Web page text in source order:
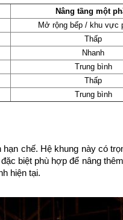
Nâng tầng một
Mở rộng bếp / khu vực
Thấp
Nhanh
Trung bình
Thấp
Trung bình
chế. Hệ khung này có
biệt phù hợp để nâng
hiện tại.